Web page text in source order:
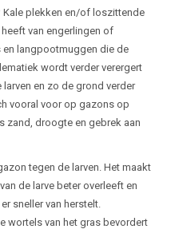
Kale plekken en/of loszittende
van engerlingen of
en langpootmuggen die de
wordt verder verergert
en zo de grond verder
vooral voor op gazons op
zand, droogte en gebrek aan
tegen de larven. Het maakt
de larve beter overleeft en
sneller van herstelt.
wortels van het gras bevordert